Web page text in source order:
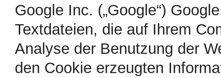
Google Inc. („Google“)
Textdateien, die auf Ihrem
Analyse der Benutzung der
den Cookie erzeugten